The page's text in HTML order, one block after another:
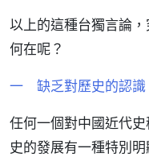
以上的這種台獨言論
何在呢？
一 缺乏對歷史的認識
任何一個對中國近代
史的發展有一種特別